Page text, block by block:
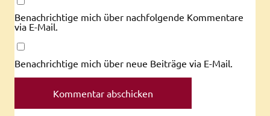
Benachrichtige mich über nachfolgende Kommentare
via E-Mail.
Benachrichtige mich über neue Beiträge via E-Mail.